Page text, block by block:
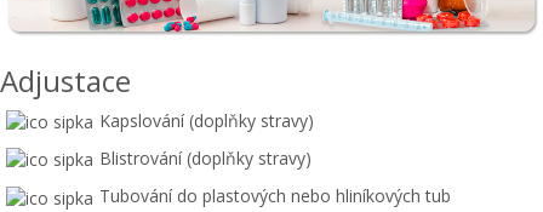
Adjustace
Kapslování (doplňky stravy)
Blistrování (doplňky stravy)
Tubování do plastových nebo hliníkových tub